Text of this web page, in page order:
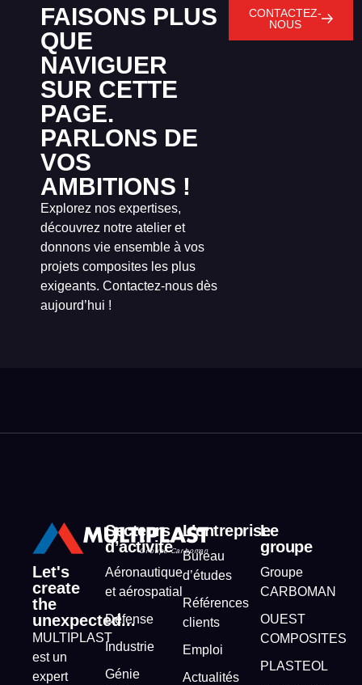
FAISONS PLUS
QUE
NAVIGUER
SUR CETTE
PAGE.
PARLONS DE
VOS
AMBITIONS !
Explorez nos expertises,
découvrez notre atelier et
donnons vie ensemble à vos
projets composites les plus
exigeants. Contactez-nous dès
aujourd’hui !
CONTACTEZ-
NOUS
Let's
create
the
unexpected...
MULTIPLAST
est un
expert
Secteurs
d’activité
Aéronautique
et aérospatial
Défense
Industrie
Génie
L’entreprise
Bureau
d’études
Références
clients
Emploi
Actualités
Le
groupe
Groupe
CARBOMAN
OUEST
COMPOSITES
PLASTEOL